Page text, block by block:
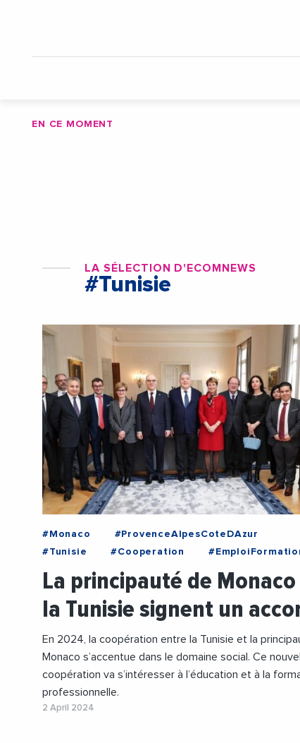
EN CE MOMENT
LA SÉLECTION D'ECOMNEWS
#Tunisie
#Monaco
#ProvenceAlpesCoteDAzur
#Tunisie
#Cooperation
#FormationProfessionnelle
#PrincipauteDeMonaco
#Social
La principauté de
la Tunisie signent un
En 2024, la coopération entre la Tunisie et la
Monaco s’accentue dans le domaine social. Ce
coopération va s’intéresser à l’éducation et à la
professionnelle.
2 April 2024